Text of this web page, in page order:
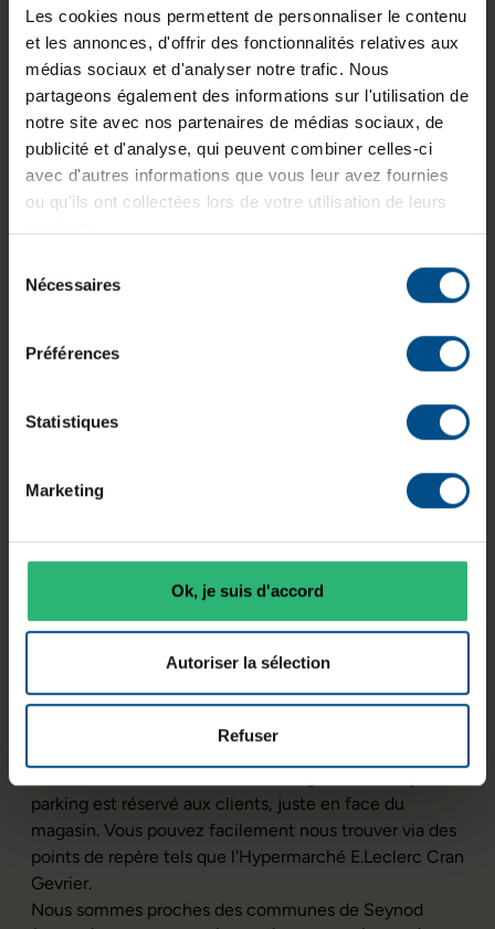
Les cookies nous permettent de personnaliser le contenu
et les annonces, d'offrir des fonctionnalités relatives aux
médias sociaux et d'analyser notre trafic. Nous
partageons également des informations sur l'utilisation de
notre site avec nos partenaires de médias sociaux, de
publicité et d'analyse, qui peuvent combiner celles-ci
avec d'autres informations que vous leur avez fournies
ou qu'ils ont collectées lors de votre utilisation de leurs
Nécessaires
Préférences
Statistiques
Marketing
Ok, je suis d'accord
Autoriser la sélection
Refuser
Nos gammes de
produits
Chezafb , nous proposons une large sélection de
matérielreconditionné, soigneusement testé et remis
à neuf pour garantir leur performance. Voici les
catégories de produits phares :
Ordinateurs portables reconditionnés
Écrans reconditionnés
Périphériques (claviers, souris, etc.)
Accessoires (coques, câbles, chargeurs, etc.)
Solutions de stockage (disques durs, SSD, etc.)
Réseau (routeurs, modems, etc.)
Solutions de
Localisation et zones
desservies
Notre boutique, située au 4 Rue du Tanay- Cran-
Gevrier -74960 Annecy, est facilement accessible en
parking est réservé aux clients, juste en face du
magasin. Vous pouvez facilement nous trouver via des
points de repère tels que l'Hypermarché E.Leclerc Cran
Gevrier.
Nous sommes proches des communes de Seynod